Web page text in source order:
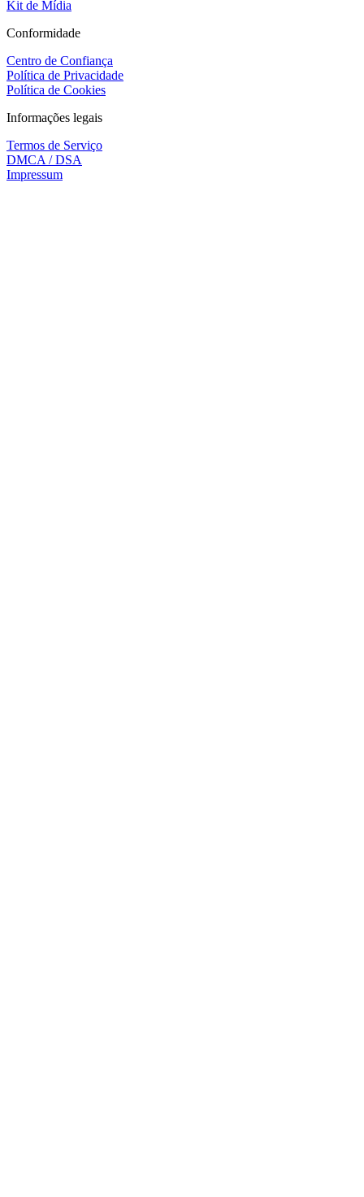
Kit de Mídia
Conformidade
Centro de Confiança
Política de Privacidade
Política de Cookies
Informações legais
Termos de Serviço
DMCA / DSA
Impressum